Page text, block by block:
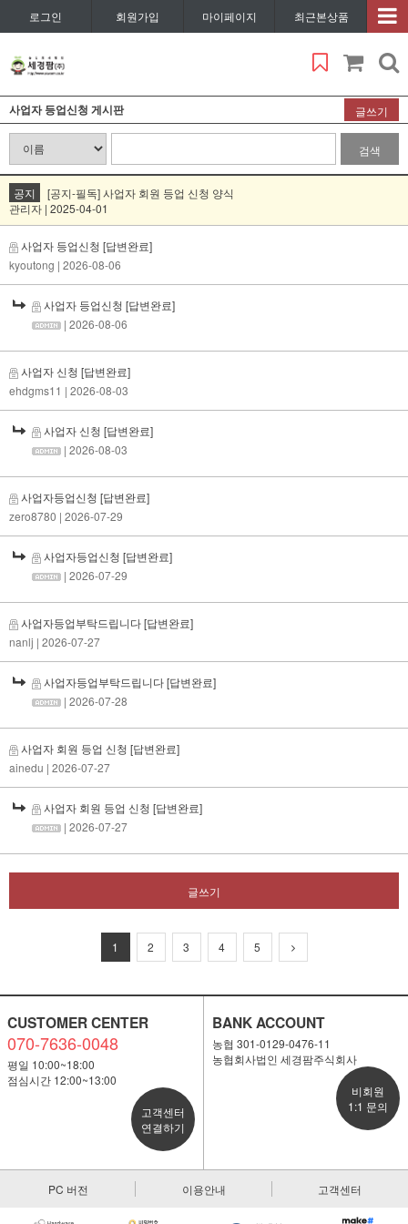
로그인 회원가입 마이페이지 최근본상품
사업자 등업신청 게시판 글쓰기
검색
공지
[공지-필독] 사업자 회원 등업 신청 양식
관리자 | 2025-04-01
사업자 등업신청 [답변완료]
kyoutong | 2026-08-06
사업자 등업신청 [답변완료]
| 2026-08-06
사업자 신청 [답변완료]
ehdgms11 | 2026-08-03
사업자 신청 [답변완료]
| 2026-08-03
사업자등업신청 [답변완료]
zero8780 | 2026-07-29
사업자등업신청 [답변완료]
| 2026-07-29
사업자등업부탁드립니다[답변완료]
nanlj | 2026-07-27
사업자등업부탁드립니다[답변완료]
| 2026-07-28
사업자 회원 등업 신청 [답변완료]
ainedu | 2026-07-27
사업자 회원 등업 신청 [답변완료]
| 2026-07-27
글쓰기
1 2 3 4 5
CUSTOMER CENTER
070-7636-0048
평일 10:00~18:00
점심시간 12:00~13:00
고객센터
연결하기
BANK ACCOUNT
농협 301-0129-0476-11
농협회사법인 세경팜주식회사
비회원
1:1 문의
PC 버전 이용안내 고객센터